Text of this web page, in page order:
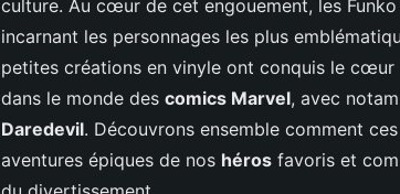
culture. Au cœur de cet engouement, les
incarnant les personnages les plus
petites créations en vinyle ont conquis le
dans le monde des comics Marvel, avec
Daredevil. Découvrons ensemble comment
aventures épiques de nos héros favoris et